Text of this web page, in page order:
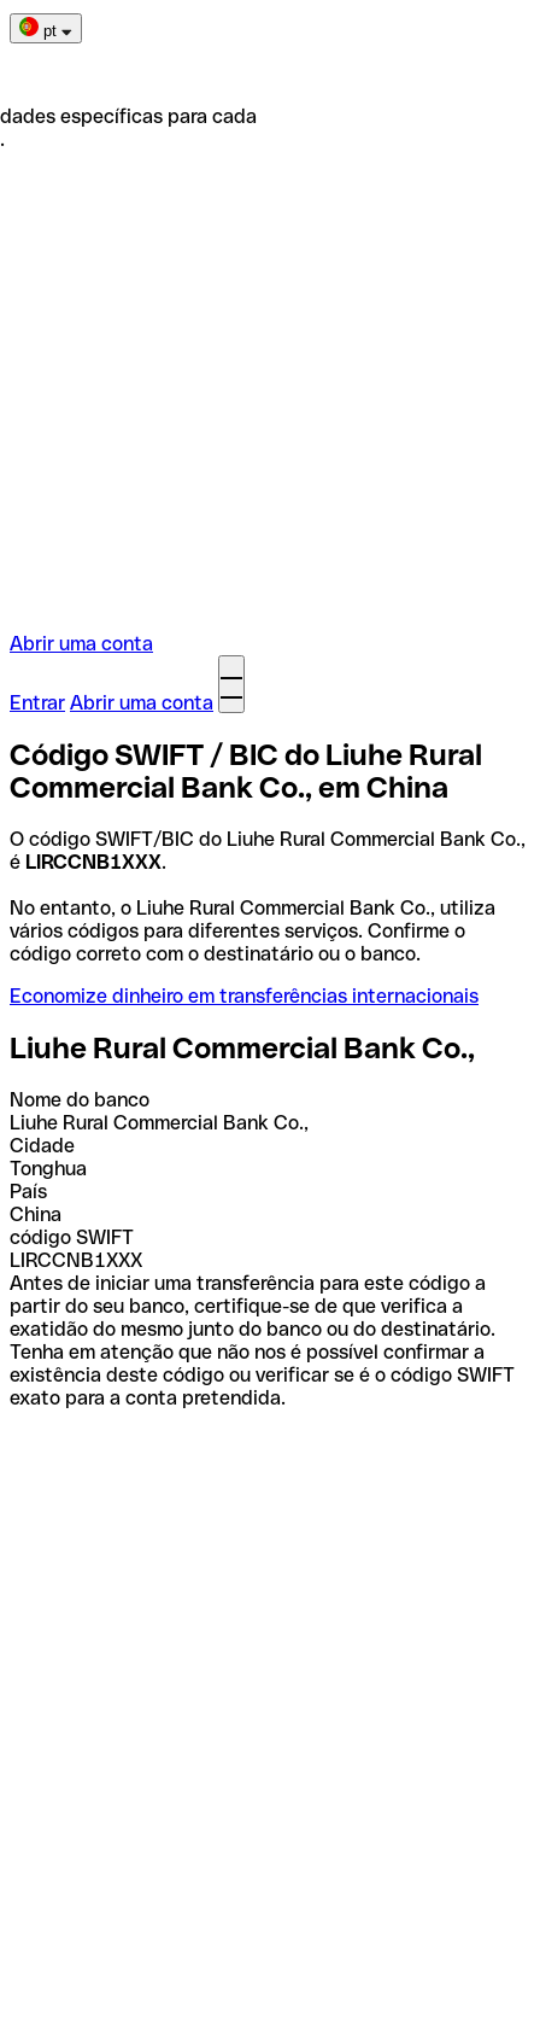
pt
específicas para cada
Abrir uma conta
Entrar Abrir uma conta
Código SWIFT / BIC do Liuhe Rural
Commercial Bank Co., em China
O código SWIFT/BIC do Liuhe Rural Commercial Bank Co.,
é LIRCCNB1XXX.
No entanto, o Liuhe Rural Commercial Bank Co., utiliza
vários códigos para diferentes serviços. Confirme o
código correto com o destinatário ou o banco.
Economize dinheiro em transferências internacionais
Liuhe Rural Commercial Bank Co.,
Nome do banco
Liuhe Rural Commercial Bank Co.,
Cidade
Tonghua
País
China
código SWIFT
LIRCCNB1XXX
Antes de iniciar uma transferência para este código a
partir do seu banco, certifique-se de que verifica a
exatidão do mesmo junto do banco ou do destinatário.
Tenha em atenção que não nos é possível confirmar a
existência deste código ou verificar se é o código SWIFT
exato para a conta pretendida.